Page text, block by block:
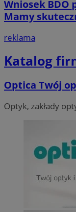
Wniosek BDO
Mamy
reklama
Katalog
Optica Twój
Optyk, zakłady